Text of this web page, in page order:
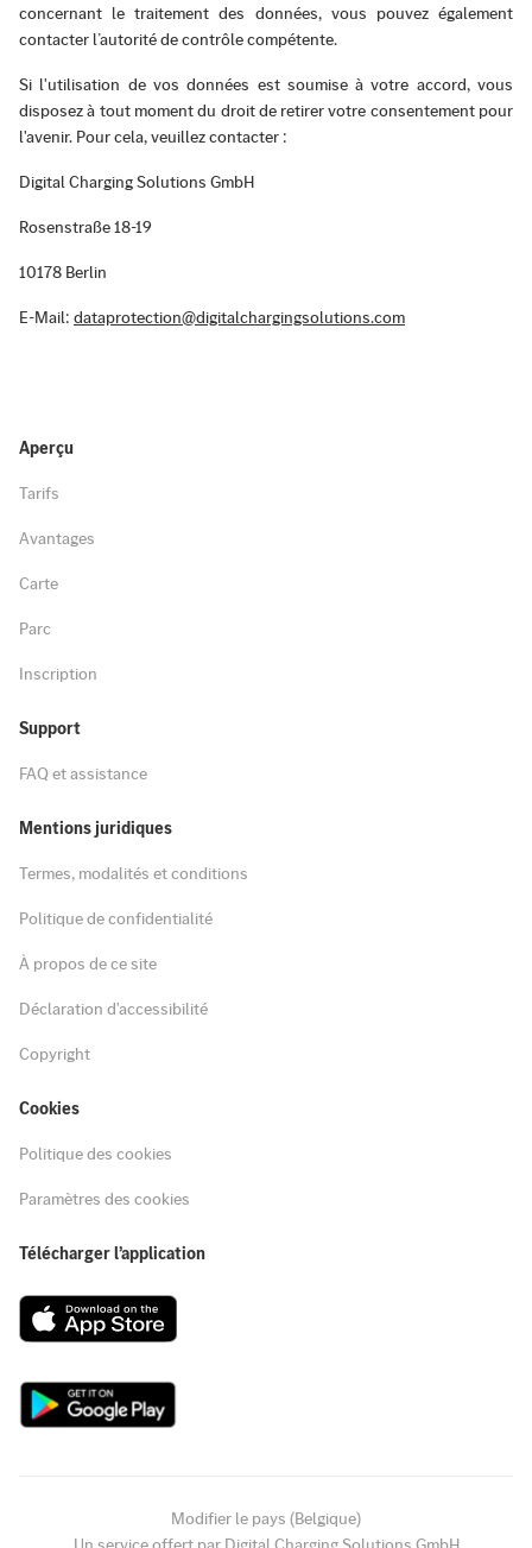
concernant le traitement des données, vous pouvez également
contacter l’autorité de contrôle compétente.
Si l'utilisation de vos données est soumise à votre accord, vous
disposez à tout moment du droit de retirer votre consentement pour
l'avenir. Pour cela, veuillez contacter :
Digital Charging Solutions GmbH
Rosenstraße 18-19
10178 Berlin
E-Mail: dataprotection@digitalchargingsolutions.com
Aperçu
Tarifs
Avantages
Carte
Parc
Inscription
Support
FAQ et assistance
Mentions juridiques
Termes, modalités et conditions
Politique de confidentialité
À propos de ce site
Déclaration d'accessibilité
Copyright
Cookies
Politique des cookies
Paramètres des cookies
Télécharger l’application
Modifier le pays (Belgique)